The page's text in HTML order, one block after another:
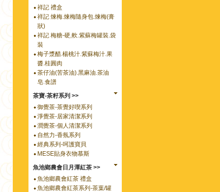
祥記 禮盒
祥記 煉梅.煉梅隨身包.煉梅(膏
狀)
祥記 梅糖-硬,軟.紫蘇梅罐裝.袋
裝
梅子漿醋.楊桃汁.紫蘇梅汁.果
醬.桂圓肉
茶仔油(苦茶油).黑麻油.茶油
皂.食譜
茶寶-茶籽系列 >>
御覺茶-茶覺好喫系列
淨覺茶-居家清潔系列
潤覺茶-個人清潔系列
自然力-香氛系列
經典系列-呵護寶貝
MESE貼身衣物慕斯
魚池鄉農會日月潭紅茶 >>
魚池鄉農會紅茶 禮盒
魚池鄉農會紅茶系列-茶葉/罐